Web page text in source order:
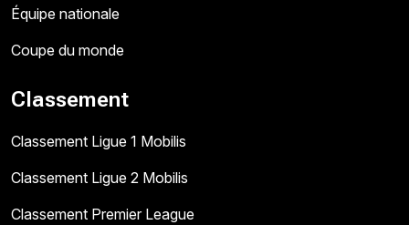
Équipe nationale
Coupe du monde
Classement
Classement Ligue 1 Mobilis
Classement Ligue 2 Mobilis
Classement Premier League